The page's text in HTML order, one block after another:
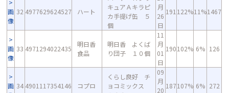
画
像
32 4977629624527 ハート
キュアＡキラピ
カ手提げ缶 ５
個
月
26
日
191 122%11%1467
画
像
33 4971294022435
明日香
食品
明日香 よくば
り団子 １０個
11
月
01
日
190102% 6% 126
画 34 4901117354146 コプロ
くらし良好 チ
ョコミックス
09
月
20
187107% 6% 272